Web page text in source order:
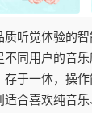
听觉体验的智
同用户的音
于一体，操作
合喜欢纯音乐